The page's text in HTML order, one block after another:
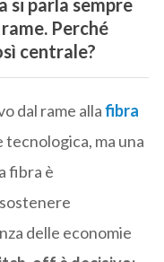
si parla sempre
Perché
centrale?
dal rame allafibra
ma una
fibra è
delle economie